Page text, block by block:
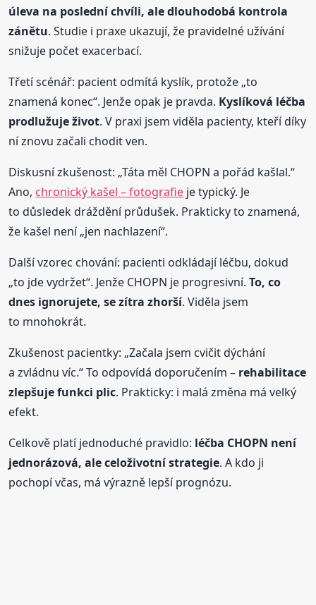
úleva na poslední chvíli, ale dlouhodobá kontrola
zánětu. Studie i praxe ukazují, že pravidelné užívání
snižuje počet exacerbací.
Třetí scénář: pacient odmítá kyslík, protože „to
znamená konec“. Jenže opak je pravda. Kyslíková léčba
prodlužuje život. V praxi jsem viděla pacienty, kteří díky
ní znovu začali chodit ven.
Diskusní zkušenost: „Táta měl CHOPN a pořád kašlal.“
Ano, chronický kašel – fotografie je typický. Je
to důsledek dráždění průdušek. Prakticky to znamená,
že kašel není „jen nachlazení“.
Další vzorec chování: pacienti odkládají léčbu, dokud
„to jde vydržet“. Jenže CHOPN je progresivní.To, co
dnes ignorujete, se zítra zhorší. Viděla jsem
to mnohokrát.
Zkušenost pacientky: „Začala jsem cvičit dýchání
a zvládnu víc.“ To odpovídá doporučením – rehabilitace
zlepšuje funkci plic. Prakticky: i malá změna má velký
efekt.
Celkově platí jednoduché pravidlo: léčba CHOPN není
jednorázová, ale celoživotní strategie. A kdo ji
pochopí včas, má výrazně lepší prognózu.